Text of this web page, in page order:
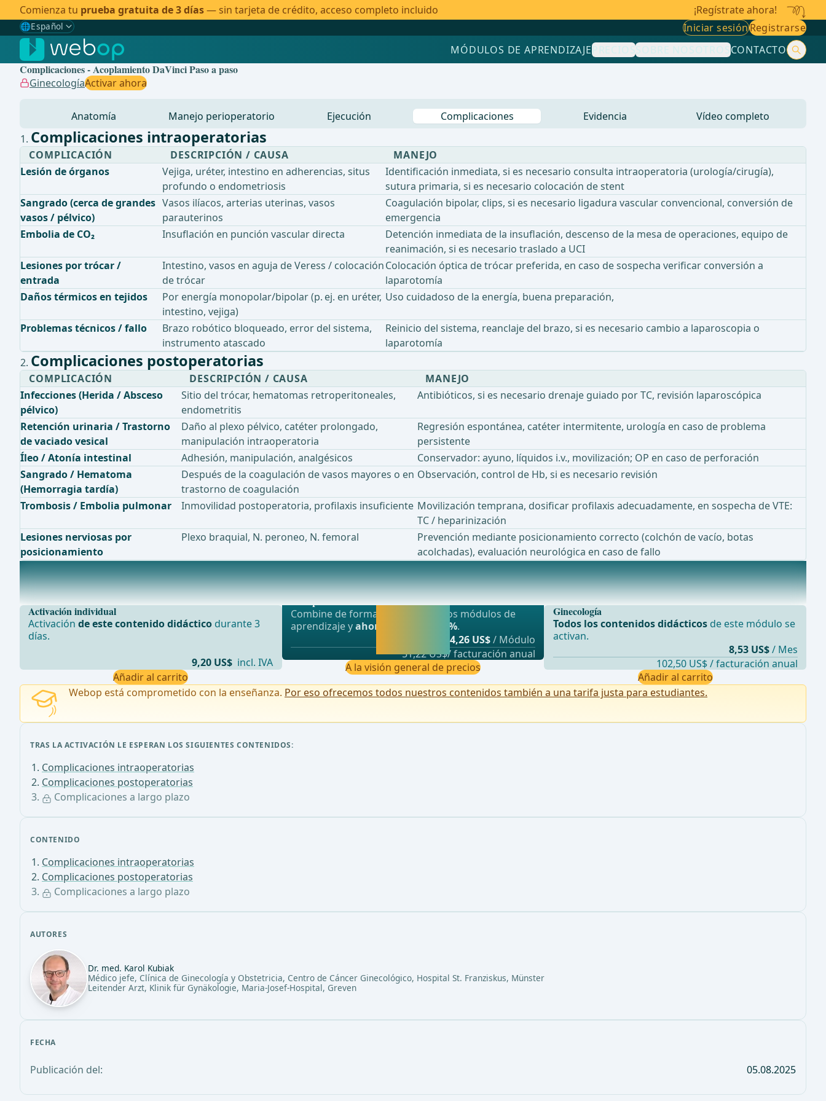
Comienza tu prueba gratuita de 3 días— sin tarjeta de crédito, acceso completo incluido ¡Regístrate ahora!
🌐Español
Gewählte Sprache: Español
🇩🇪 Alemán
🇬🇧Inglés
Brasileño
Iniciar sesiónRegistrarse
MÓDULOS DE APRENDIZAJEPRECIOSSOBRE NOSOTROSCONTACTO
Complicaciones - Acoplamiento DaVinci Paso a paso
GinecologíaActivar ahora
Anatomía Manejo perioperatorio Ejecución Complicaciones Evidencia Vídeo completo
CONTENIDO
Complicaciones intraoperatorias
Complicaciones postoperatorias
Complicaciones a largo plazo
AUTORES
Dr. med. Karol Kubiak
Médico jefe, Clínica de Ginecología y Obstetricia, Centro de Cáncer Ginecológico, Hospital St. Franziskus, Münster
Leitender Arzt, Klinik für Gynäkologie, Maria-Josef-Hospital, Greven
FECHA
Publicación del: 05.08.2025
Complicaciones intraoperatorias
COMPLICACIÓN DESCRIPCIÓN / CAUSA
MANEJO
Lesión de órganos
Vejiga, uréter, intestino en adherencias, situs
profundo o endometriosis
Identificación inmediata, si es necesario consulta intraoperatoria (urología/cirugía),
sutura primaria, si es necesario colocación de stent
Sangrado (cerca de grandes
vasos / pélvico)
Vasos ilíacos, arterias uterinas, vasos
parauterinos
Coagulación bipolar, clips, si es necesario ligadura vascular convencional, conversión de
emergencia
Embolia de CO₂
Insuflación en punción vascular directa
Detención inmediata de la insuflación, descenso de la mesa de operaciones, equipo de
reanimación, si es necesario traslado a UCI
Lesiones por trócar /
entrada
Intestino, vasos en aguja de Veress / colocación
de trócar
Colocación óptica de trócar preferida, en caso de sospecha verificar conversión a
laparotomía
Daños térmicos en tejidos
Por energía monopolar/bipolar (p. ej. en uréter,
intestino, vejiga)
Uso cuidadoso de la energía, buena preparación,
Problemas técnicos / fallo
Brazo robótico bloqueado, error del sistema,
instrumento atascado
Reinicio del sistema, reanclaje del brazo, si es necesario cambio a laparoscopia o
laparotomía
Complicaciones postoperatorias
COMPLICACIÓN DESCRIPCIÓN / CAUSA
MANEJO
Infecciones (Herida / Absceso
pélvico)
Sitio del trócar, hematomas retroperitoneales,
endometritis
Antibióticos, si es necesario drenaje guiado por TC, revisión laparoscópica
Retención urinaria / Trastorno
de vaciado vesical
Daño al plexo pélvico, catéter prolongado,
manipulación intraoperatoria
Regresión espontánea, catéter intermitente, urología en caso de problema
persistente
Íleo / Atonía intestinal
Adhesión, manipulación, analgésicos
Conservador: ayuno, líquidos i.v., movilización; OP en caso de perforación
Sangrado / Hematoma
(Hemorragia tardía)
Después de la coagulación de vasos mayores o en
trastorno de coagulación
Observación, control de Hb, si es necesario revisión
Trombosis / Embolia pulmonar Inmovilidad postoperatoria, profilaxis insuficiente Movilización temprana, dosificar profilaxis adecuadamente, en sospecha de VTE:
TC / heparinización
Lesiones nerviosas por
posicionamiento
Plexo braquial, N. peroneo, N. femoral
Prevención mediante posicionamiento correcto (colchón de vacío, botas
acolchadas), evaluación neurológica en caso de fallo
Complicaciones a largo plazo
Complicaci&#xF3;nDescripci&#xF3;n / RiesgoManejoAdhesionesEspecialmente en endometriosis / cirug&#x
Activación individual
Activaciónde este contenido didáctico durante 3
días.
9,20 US$ incl. IVA
Añadir al carrito
Oferta más popular
webop - Ahorro flexible
Combine de forma flexible nuestros módulos de
aprendizaje yahorre hasta un 50%.
4,26 US$/ Módulo
51,22 US$/ facturación anual
A la visión general de precios
Ginecología
Todos los contenidos didácticosde este módulo se
activan.
8,53 US$ / Mes
102,50 US$ / facturación anual
Añadir al carrito
Webop está comprometido con la enseñanza. Por eso ofrecemos todos nuestros contenidos también a una tarifa justa para estudiantes.
TRAS LA ACTIVACIÓN LE ESPERAN LOS SIGUIENTES CONTENIDOS:
Complicaciones intraoperatorias
Complicaciones postoperatorias
Complicaciones a largo plazo